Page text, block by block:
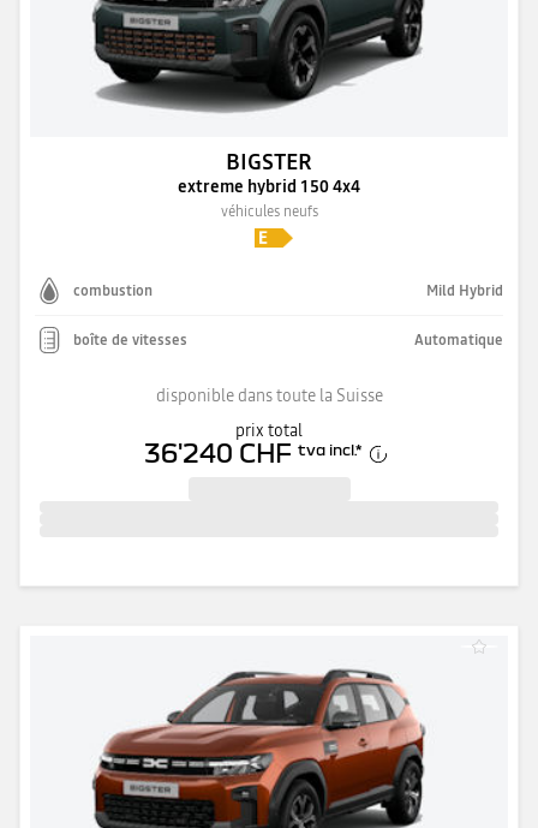
BIGSTER
extreme hybrid 150 4x4
véhicules neufs
combustion Mild Hybrid
boîte de vitesses Automatique
disponible dans toute la Suisse
prix total
36'240 CHF tva incl.*